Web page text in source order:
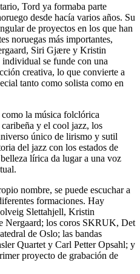
Tord ya formaba parte
desde hacía varios años. Su
de proyectos en los que han
noruegas más importantes,
Siri Gjære y Kristin
se funde con una
creativa, lo que convierte a
tanto como solista como en
la música folclórica
y el cool jazz, los
único de lirismo y sutil
del jazz con los estados de
lírica da lugar a una voz
nombre, se puede escuchar a
formaciones. Hay
Slettahjell, Kristin
Nergaard; los coros SKRUK, Det
de Oslo; las bandas
Quartet y Carl Petter Opsahl; y
proyecto de grabación de